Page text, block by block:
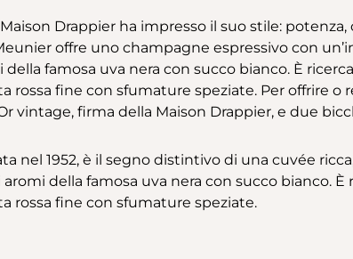
Maison Drappier ha impresso il suo stile:
offre uno champagne espressivo con
famosa uva nera con succo bianco. È
rossa fine con sfumature speziate. Per offrire o
vintage, firma della Maison Drappier, e due
nel 1952, è il segno distintivo di una cuvée
della famosa uva nera con succo bianco.
rossa fine con sfumature speziate.